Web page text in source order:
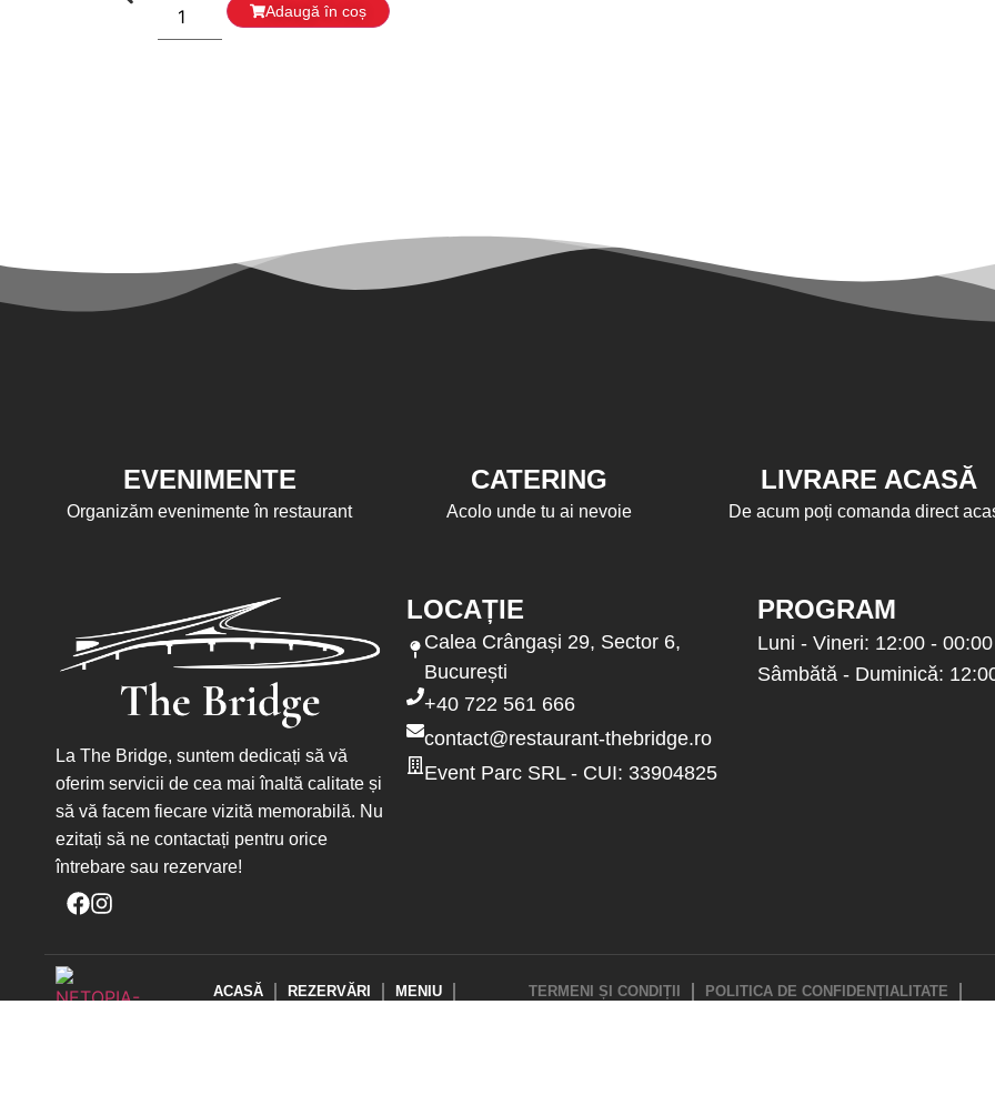
Adaugă în coș
EVENIMENTE
Organizăm evenimente în restaurant
CATERING
Acolo unde tu ai nevoie
LIVRARE ACASĂ
De acum poți comanda direct
La The Bridge, suntem dedicați să vă
oferim servicii de cea mai înaltă calitate și
să vă facem fiecare vizită memorabilă. Nu
ezitați să ne contactați pentru orice
întrebare sau rezervare!
LOCAȚIE
Calea Crângași 29, Sector 6,
București
+40 722 561 666
contact@restaurant-thebridge.ro
Event Parc SRL - CUI: 33904825
PROGRAM
Luni - Vineri: 12:00 - 00:00
Sâmbătă - Duminică:
ACASĂ REZERVĂRI MENIU TERMENI ȘI CONDIȚII POLITICA DE CONFIDENȚIALITATE